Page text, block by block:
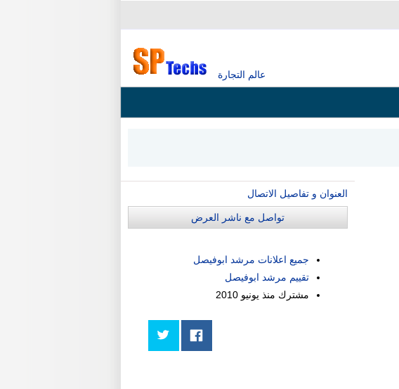
عالم التجارة
العنوان و تفاصيل الاتصال
تواصل مع ناشر العرض
جميع اعلانات مرشد ابوفيصل
تقييم مرشد ابوفيصل
مشترك منذ يونيو 2010